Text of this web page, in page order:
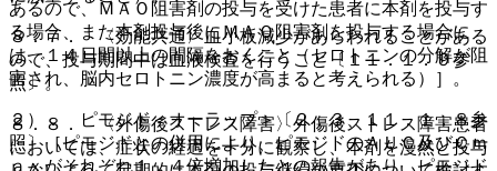
あるので、ＭＡＯ阻害剤の投与を受けた患者に本剤を投与す
る場合、また本剤投与後にＭＡＯ阻害剤を投与する場合に
は、１４日間以上の間隔をおくこと（セロトニンの分解が阻
害され、脳内セロトニン濃度が高まると考えられる）］。
２）． ピモジド＜オーラップ＞〔２．３、１１．１．８参
照〕［ピモジドとの併用により、ピモジドのＡＵＣ及びＣｍ
ａｘがそれぞれ１．４倍増加したとの報告があり、ピモジド
８．７． 〈効能共通〉血小板減少があらわれることがある
ので、投与期間中は血液検査を行うこと〔１１．１．９参
照〕。
８．８． 〈外傷後ストレス障害〉外傷後ストレス障害患者
においては、症状の経過を十分に観察し、本剤を漫然と投与